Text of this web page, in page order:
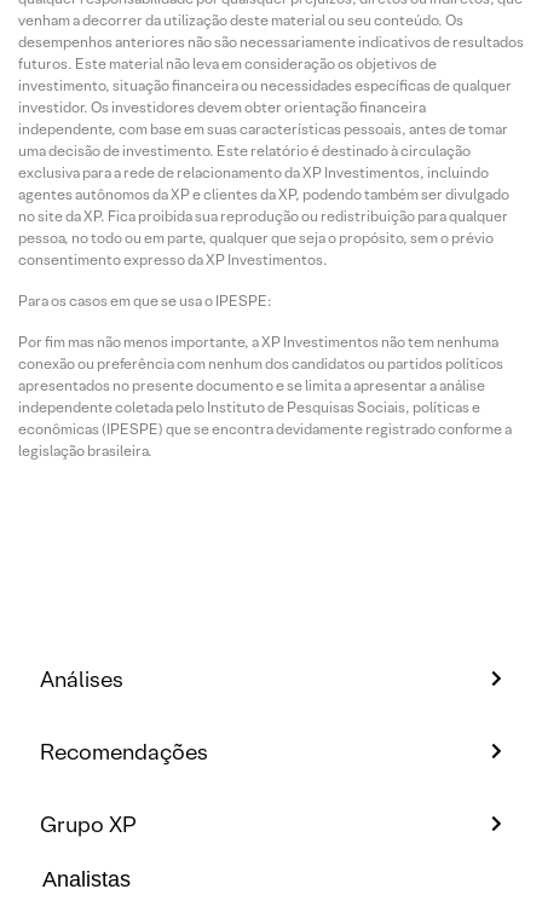
venham a decorrer da utilização deste material ou seu conteúdo. Os
desempenhos anteriores não são necessariamente indicativos de resultados
futuros. Este material não leva em consideração os objetivos de
investimento, situação financeira ou necessidades específicas de qualquer
investidor. Os investidores devem obter orientação financeira
independente, com base em suas características pessoais, antes de tomar
uma decisão de investimento. Este relatório é destinado à circulação
exclusiva para a rede de relacionamento da XP Investimentos, incluindo
agentes autônomos da XP e clientes da XP, podendo também ser divulgado
no site da XP. Fica proibida sua reprodução ou redistribuição para qualquer
pessoa, no todo ou em parte, qualquer que seja o propósito, sem o prévio
consentimento expresso da XP Investimentos.
Para os casos em que se usa o IPESPE:
Por fim mas não menos importante, a XP Investimentos não tem nenhuma
conexão ou preferência com nenhum dos candidatos ou partidos políticos
apresentados no presente documento e se limita a apresentar a análise
independente coletada pelo Instituto de Pesquisas Sociais, políticas e
econômicas (IPESPE) que se encontra devidamente registrado conforme a
legislação brasileira.
Análises
Recomendações
Grupo XP
Analistas